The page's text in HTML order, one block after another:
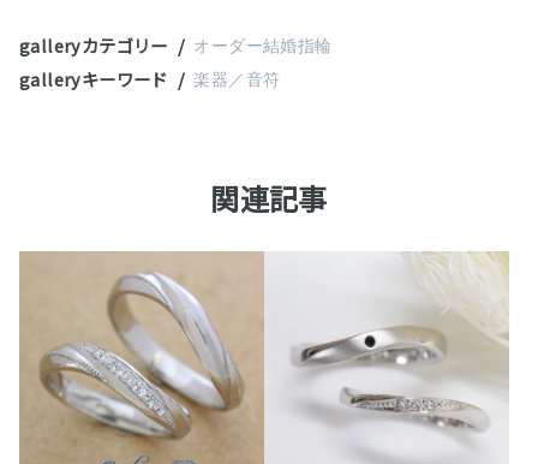
galleryカテゴリー オーダー結婚指輪
galleryキーワード 楽器／音符
関連記事